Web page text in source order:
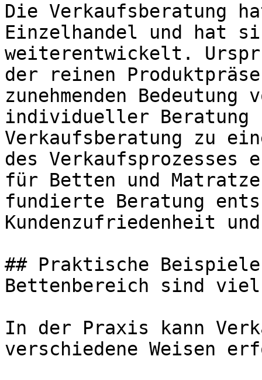
Die Verkaufsberatung
Einzelhandel und hat
weiterentwickelt.
der reinen
zunehmenden Bedeutung
individueller
Verkaufsberatung zu
des Verkaufsprozesses
für Betten und
fundierte Beratung
Kundenzufriedenheit
## Praktische
Bettenbereich sind
In der Praxis kann
verschiedene Weisen